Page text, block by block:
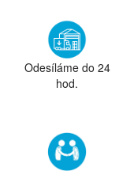
Odesíláme do 24
hod.